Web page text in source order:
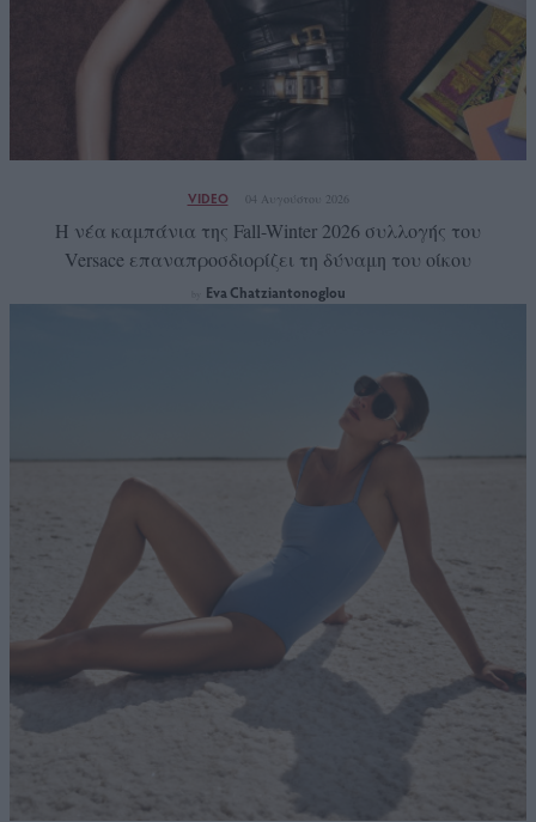
VIDEO 04 Αυγούστου 2026
Η νέα καμπάνια της Fall-Winter 2026 συλλογής του
Versace επαναπροσδιορίζει τη δύναμη του οίκου
Eva Chatziantonoglou